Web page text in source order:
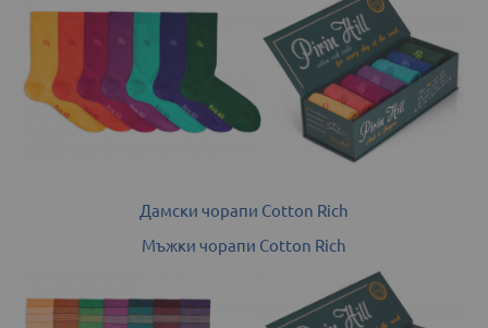
Дамски чорапи Cotton Rich
Мъжки чорапи Cotton Rich